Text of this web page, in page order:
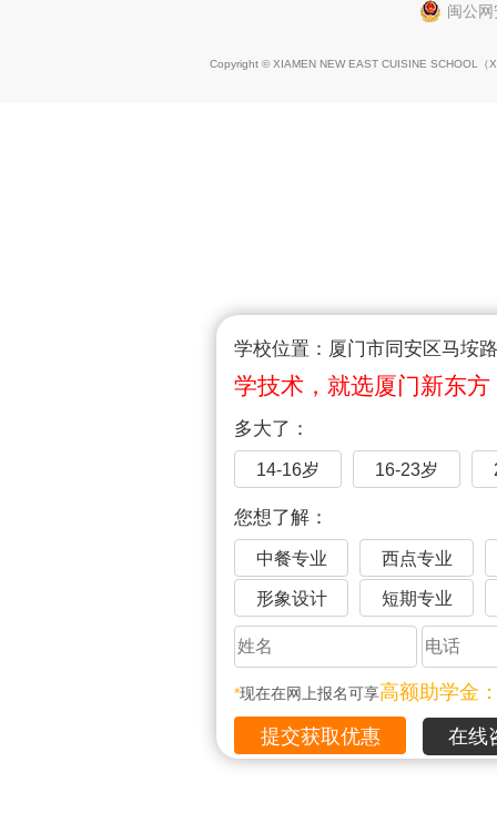
学校位置：厦门市同安区马垵
学技术，就选厦门新东方
多大了：
14-16岁 16-23岁
您想了解：
中餐专业 西点专业
形象设计 短期专业
*现在在网上报名可享高额助学金
在线
闽公
Copyright © XIAMEN NEW EAST CUISINE SCHOOL（